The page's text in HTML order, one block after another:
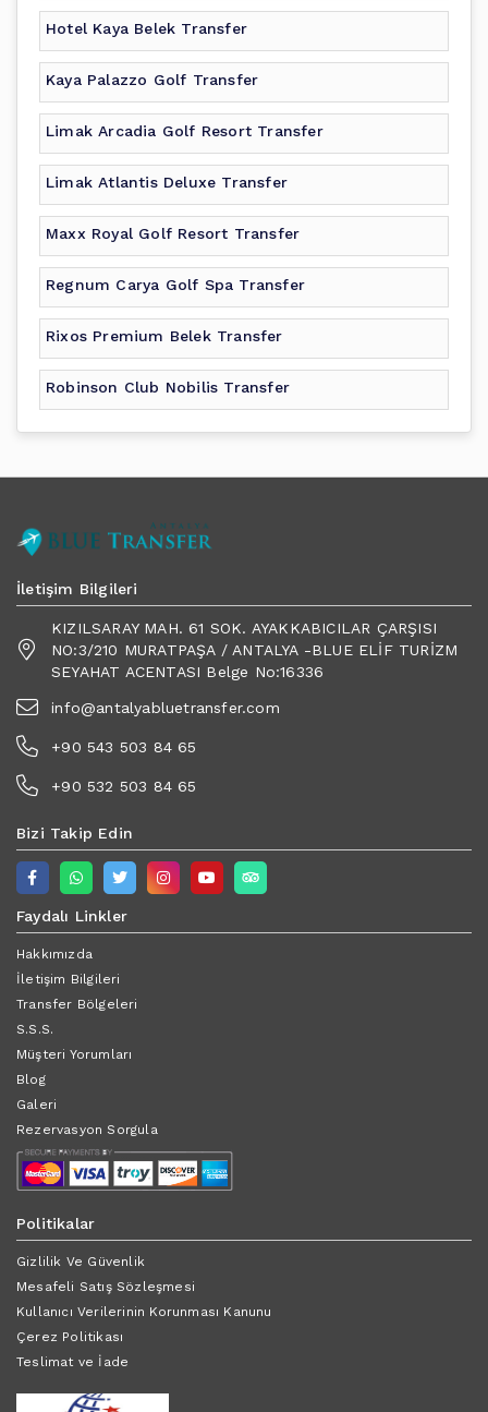
Hotel Kaya Belek Transfer
Kaya Palazzo Golf Transfer
Limak Arcadia Golf Resort Transfer
Limak Atlantis Deluxe Transfer
Maxx Royal Golf Resort Transfer
Regnum Carya Golf Spa Transfer
Rixos Premium Belek Transfer
Robinson Club Nobilis Transfer
İletişim Bilgileri
KIZILSARAY MAH. 61 SOK. AYAKKABICILAR ÇARŞISI
NO:3/210 MURATPAŞA / ANTALYA -BLUE ELİF TURİZM
SEYAHAT ACENTASI Belge No:16336
info@antalyabluetransfer.com
+90 543 503 84 65
+90 532 503 84 65
Bizi Takip Edin
Faydalı Linkler
Hakkımızda
İletişim Bilgileri
Transfer Bölgeleri
S.S.S.
Müşteri Yorumları
Blog
Galeri
Rezervasyon Sorgula
Politikalar
Gizlilik Ve Güvenlik
Mesafeli Satış Sözleşmesi
Kullanıcı Verilerinin Korunması Kanunu
Çerez Politikası
Teslimat ve İade